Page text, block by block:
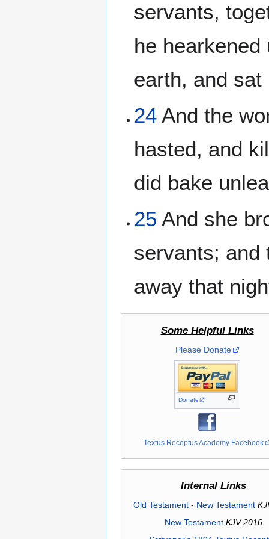
servants,
he
earth, and sat
24 And the
hasted, and
did bake
25 And she
servants; and
away that
Some Helpful Links
Please Donate
Donate
Textus Receptus Academy Facebook
Internal Links
Old Testament- New Testament
New Testament KJV 2016